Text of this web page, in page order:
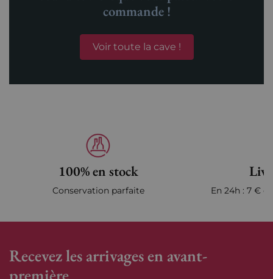
commande !
Voir toute la cave !
100% en stock
Conservation parfaite En 24h : 7 €
Recevez les arrivages en avant-